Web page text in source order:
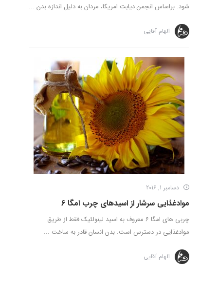
شود. براساس انجمن دیابت امریکا، مردان به دلیل اندازه بدن ...
الهام آقایی
دسامبر 1, 2016
موادغذایی سرشار از اسیدهای چرب امگا 6
چربی های امگا 6 معروف به اسید لینولئیک فقط از طریق
موادغذایی در دسترس است. بدن انسان قادر به ساخت ...
الهام آقایی